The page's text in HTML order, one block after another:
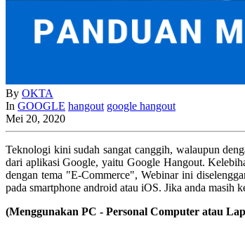
By OKTA
In GOOGLE hangout google hangout
Mei 20, 2020
Teknologi kini sudah sangat canggih, walaupun
dari aplikasi Google, yaitu Google Hangout.
dengan tema "E-Commerce", Webinar ini
pada smartphone android atau iOS. Jika anda
(Menggunakan PC - Personal Computer atau